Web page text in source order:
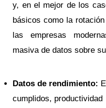
y, en el mejor de los
básicos como la
las empresas
masiva de datos sobre
Datos de rendimiento:
cumplidos, productividad